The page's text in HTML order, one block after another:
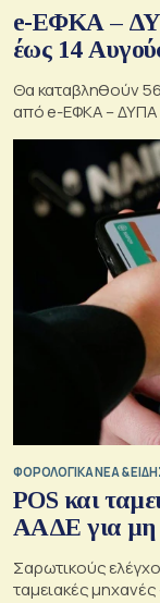
e-ΕΦΚΑ –
έως 14
Θα καταβληθούν
από e-ΕΦΚΑ – ΔΥΠΑ
ΦΟΡΟΛΟΓΙΚΑ ΝΕΑ &
POS και
ΑΑΔΕ για μη
Σαρωτικούς
ταμειακές μηχανές